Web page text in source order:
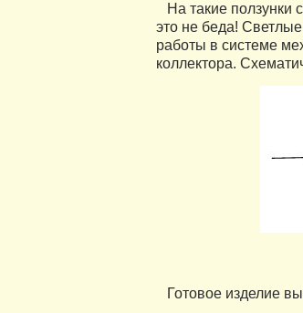
На такие ползунки
это не беда!
работы в системе
коллектора.
Готовое изделие